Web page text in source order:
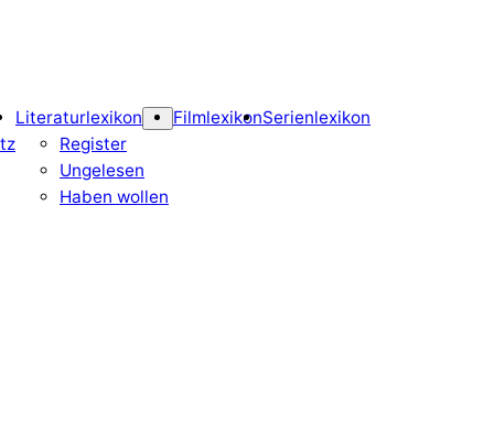
Literaturlexikon
Register
Ungelesen
Haben wollen
FilmlexikonSerienlexikon